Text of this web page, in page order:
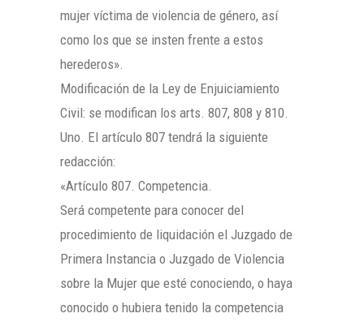
mujer víctima de violencia de género, así
como los que se insten frente a estos
herederos».
Modificación de la Ley de Enjuiciamiento
Civil: se modifican los arts. 807, 808 y 810.
Uno. El artículo 807 tendrá la siguiente
redacción:
«Artículo 807. Competencia.
Será competente para conocer del
procedimiento de liquidación el Juzgado de
Primera Instancia o Juzgado de Violencia
sobre la Mujer que esté conociendo, o haya
conocido o hubiera tenido la competencia